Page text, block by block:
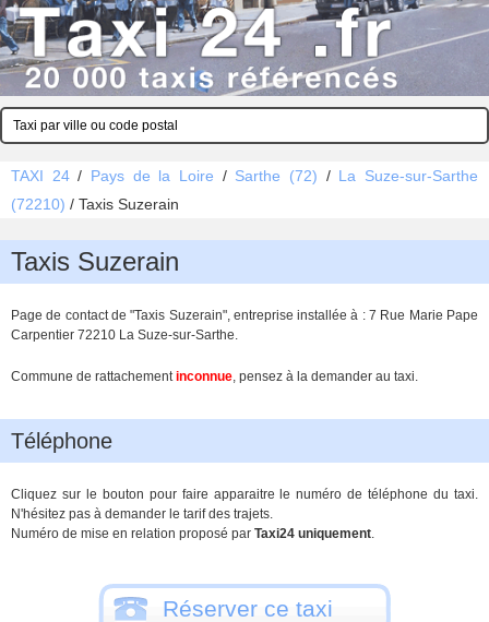
TAXI 24/ Pays de la Loire / Sarthe (72) / La Suze-sur-Sarthe
(72210) / Taxis Suzerain
Taxis Suzerain
Page de contact de "Taxis Suzerain", entreprise installée à : 7 Rue Marie Pape
Carpentier 72210 La Suze-sur-Sarthe.
Commune de rattachementinconnue, pensez à la demander au taxi.
Téléphone
Cliquez sur le bouton pour faire apparaitre le numéro de téléphone du taxi.
N'hésitez pas à demander le tarif des trajets.
Numéro de mise en relation proposé par Taxi24 uniquement.
Réserver ce taxi